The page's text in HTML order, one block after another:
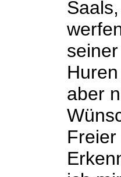
aber